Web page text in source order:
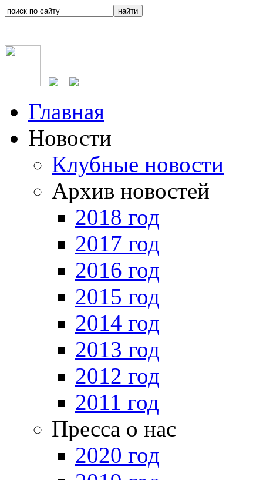
Главная
Новости
Клубные новости
Архив новостей
2018 год
2017 год
2016 год
2015 год
2014 год
2013 год
2012 год
2011 год
Пресса о нас
2020 год